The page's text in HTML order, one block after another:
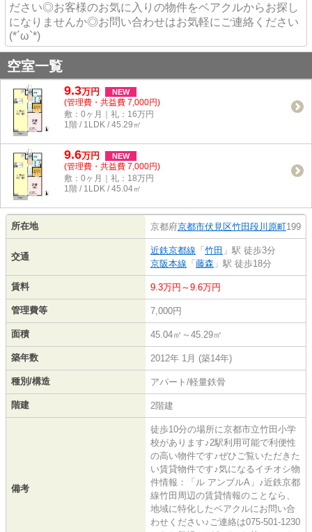
ださい◎お客様のお気に入りの物件をベアクルからお探し
になりませんか◎お問い合わせはお気軽にご連絡ください
(*´ω`*)
空室一覧
9.3万円 NEW
(管理費・共益費 7,000円)
敷：0ヶ月｜礼：16万円
1階 / 1LDK / 45.29㎡
9.6万円 NEW
(管理費・共益費 7,000円)
敷：0ヶ月｜礼：18万円
1階 / 1LDK / 45.04㎡
所在地 京都府京都市伏見区竹田段川原町199
交通
近鉄京都線 「 竹田 」駅 徒歩3分
京阪本線 「 藤森 」駅 徒歩18分
賃料 9.3万円～9.6万円
管理費等 7,000円
面積 45.04㎡～45.29㎡
築年数 2012年 1月 (築14年)
種別/構造 アパート/軽量鉄骨
階建 2階建
備考
徒歩10分の場所に京都市立竹田小学
校があります♪2駅利用可能で利便性
の高い物件です♪ぜひご覧いただきた
い賃貸物件です♪気になるイチオシ物
件情報：「ル アンブルA」♪近鉄京都
線竹田周辺の賃貸情報のことなら、
地域に特化したベアクルにお問い合
わせください♪ご連絡は075-501-1230